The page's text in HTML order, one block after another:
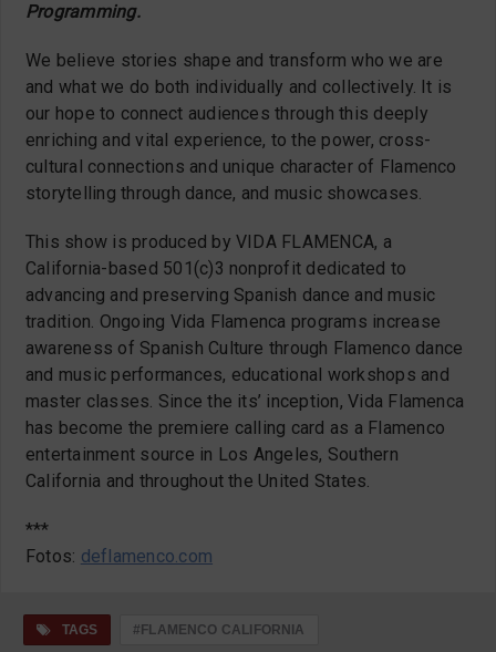
Programming.
We believe stories shape and transform who we are
and what we do both individually and collectively. It is
our hope to connect audiences through this deeply
enriching and vital experience, to the power, cross-
cultural connections and unique character of Flamenco
storytelling through dance, and music showcases.
This show is produced by VIDA FLAMENCA, a
California-based 501(c)3 nonprofit dedicated to
advancing and preserving Spanish dance and music
tradition. Ongoing Vida Flamenca programs increase
awareness of Spanish Culture through Flamenco dance
and music performances, educational workshops and
master classes. Since the its’ inception, Vida Flamenca
has become the premiere calling card as a Flamenco
entertainment source in Los Angeles, Southern
California and throughout the United States.
***
Fotos: deflamenco.com
TAGS #FLAMENCO CALIFORNIA